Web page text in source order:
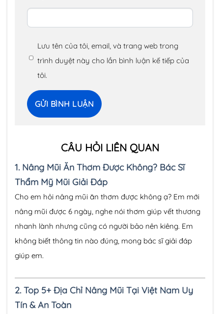
Lưu tên của tôi, email, và trang web trong
trình duyệt này cho lần bình luận kế tiếp của
tôi.
CÂU HỎI LIÊN QUAN
1. Nâng Mũi Ăn Thơm Được Không? Bác Sĩ
Thẩm Mỹ Mũi Giải Đáp
Cho em hỏi nâng mũi ăn thơm được không ạ? Em mới
nâng mũi được 6 ngày, nghe nói thơm giúp vết thương
nhanh lành nhưng cũng có người bảo nên kiêng. Em
không biết thông tin nào đúng, mong bác sĩ giải đáp
giúp em.
2. Top 5+ Địa Chỉ Nâng Mũi Tại Việt Nam Uy
Tín & An Toàn